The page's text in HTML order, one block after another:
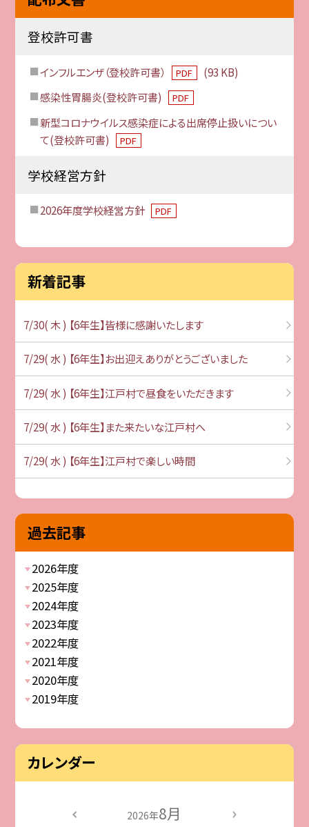
登校許可書
インフルエンザ（登校許可書） PDF
(93 KB)
感染性胃腸炎(登校許可書)
PDF
新型コロナウイルス感染症による出席停止扱いについ
て(登校許可書)
PDF
学校経営方針
2026年度学校経営方針 PDF
新着記事
7/30( 木 ) 【6年生】皆様に感謝いたします
7/29( 水 ) 【6年生】お出迎えありがとうございました
7/29( 水 ) 【6年生】江戸村で昼食をいただきます
7/29( 水 ) 【6年生】また来たいな江戸村へ
7/29( 水 ) 【6年生】江戸村で楽しい時間
過去記事
2026年度
2025年度
2024年度
2023年度
2022年度
2021年度
2020年度
2019年度
カレンダー
2026年8月